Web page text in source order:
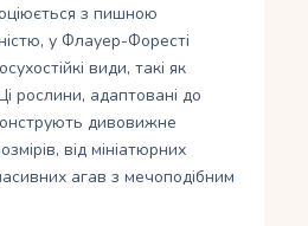
з пишною
у Флауер-Форесті
види, такі як
рослини, адаптовані до
дивовижне
від мініатюрних
агав з мечоподібним